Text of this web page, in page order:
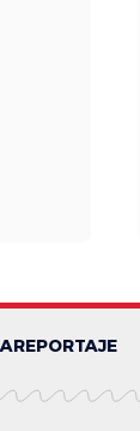
REPORTAJE